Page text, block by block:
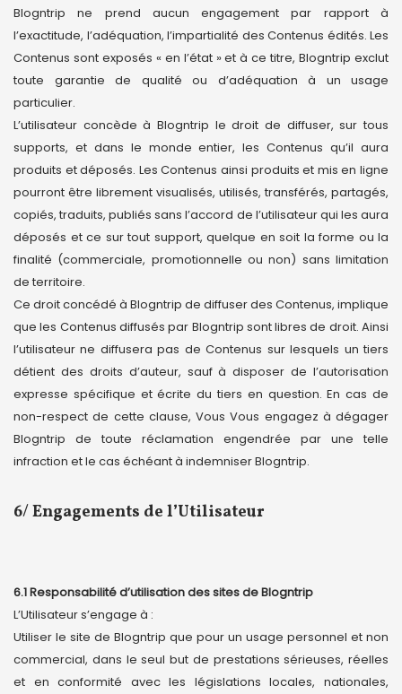
Blogntrip ne prend aucun engagement par rapport à
l’exactitude, l’adéquation, l’impartialité des Contenus édités. Les
Contenus sont exposés « en l’état » et à ce titre, Blogntrip exclut
toute garantie de qualité ou d’adéquation à un usage
particulier.
L’utilisateur concède à Blogntrip le droit de diffuser, sur tous
supports, et dans le monde entier, les Contenus qu’il aura
produits et déposés. Les Contenus ainsi produits et mis en ligne
pourront être librement visualisés, utilisés, transférés, partagés,
copiés, traduits, publiés sans l’accord de l’utilisateur qui les aura
déposés et ce sur tout support, quelque en soit la forme ou la
finalité (commerciale, promotionnelle ou non) sans limitation
de territoire.
Ce droit concédé à Blogntrip de diffuser des Contenus, implique
que les Contenus diffusés par Blogntrip sont libres de droit. Ainsi
l’utilisateur ne diffusera pas de Contenus sur lesquels un tiers
détient des droits d’auteur, sauf à disposer de l’autorisation
expresse spécifique et écrite du tiers en question. En cas de
non-respect de cette clause, Vous Vous engagez à dégager
Blogntrip de toute réclamation engendrée par une telle
infraction et le cas échéant à indemniser Blogntrip.
6/ Engagements de l’Utilisateur
6.1 Responsabilité d’utilisation des sites de Blogntrip
L’Utilisateur s’engage à :
Utiliser le site de Blogntrip que pour un usage personnel et non
commercial, dans le seul but de prestations sérieuses, réelles
et en conformité avec les législations locales, nationales,